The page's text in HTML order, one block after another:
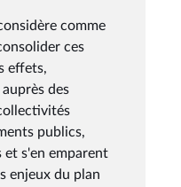
comme
ces
effets,
des
publics,
s'en emparent
enjeux du plan